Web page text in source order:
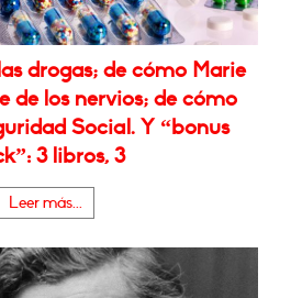
drogas; de cómo Marie
de los nervios; de cómo
Social. Y “bonus
3 libros, 3
Leer más...